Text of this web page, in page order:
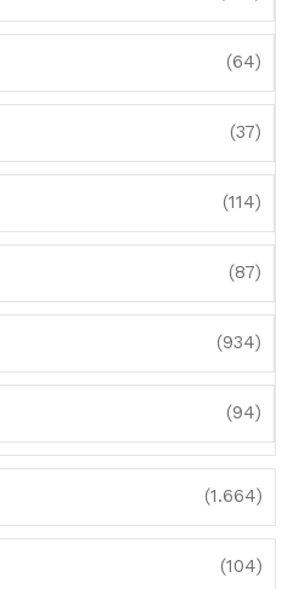
(64)
(37)
(114)
(87)
(934)
(94)
(1.664)
(104)